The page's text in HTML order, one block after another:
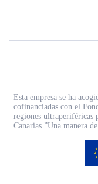
Esta empresa se ha
cofinanciadas con el
regiones ultraperiféricas
Canarias.”Una manera